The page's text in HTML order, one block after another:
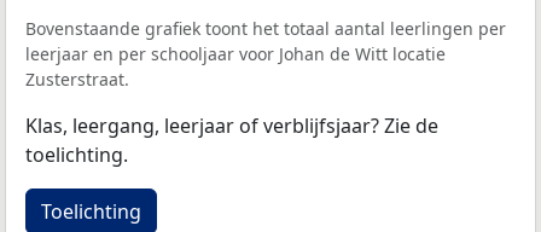
Bovenstaande grafiek toont het totaal aantal leerlingen per
leerjaar en per schooljaar voor Johan de Witt locatie
Zusterstraat.
Klas, leergang, leerjaar of verblijfsjaar? Zie de
toelichting.
Toelichting